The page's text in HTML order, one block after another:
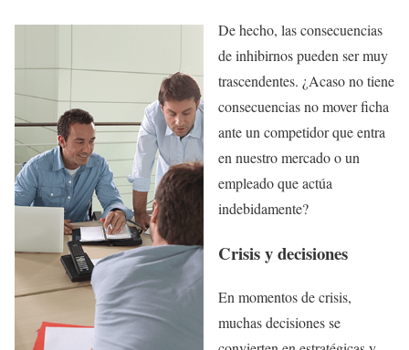
De hecho, las consecuencias
de inhibirnos pueden ser muy
trascendentes. ¿Acaso no tiene
consecuencias no mover ficha
ante un competidor que entra
en nuestro mercado o un
empleado que actúa
indebidamente?
Crisis y decisiones
En momentos de crisis,
muchas decisiones se